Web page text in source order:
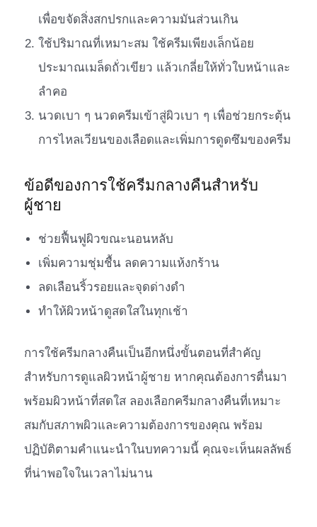
เพื่อขจัดสิ่งสกปรกและความมันส่วนเกิน
ใช้ปริมาณที่เหมาะสม ใช้ครีมเพียงเล็กน้อย
ประมาณเมล็ดถั่วเขียว แล้วเกลี่ยให้ทั่วใบหน้าและ
ลำคอ
นวดเบา ๆ นวดครีมเข้าสู่ผิวเบา ๆ เพื่อช่วยกระตุ้น
การไหลเวียนของเลือดและเพิ่มการดูดซึมของครีม
ข้อดีของการใช้ครีมกลางคืนสำหรับ
ผู้ชาย
ช่วยฟื้นฟูผิวขณะนอนหลับ
เพิ่มความชุ่มชื้น ลดความแห้งกร้าน
ลดเลือนริ้วรอยและจุดด่างดำ
ทำให้ผิวหน้าดูสดใสในทุกเช้า
การใช้ครีมกลางคืนเป็นอีกหนึ่งขั้นตอนที่สำคัญ
สำหรับการดูแลผิวหน้าผู้ชาย หากคุณต้องการตื่นมา
พร้อมผิวหน้าที่สดใส ลองเลือกครีมกลางคืนที่เหมาะ
สมกับสภาพผิวและความต้องการของคุณ พร้อม
ปฏิบัติตามคำแนะนำในบทความนี้ คุณจะเห็นผลลัพธ์
ที่น่าพอใจในเวลาไม่นาน